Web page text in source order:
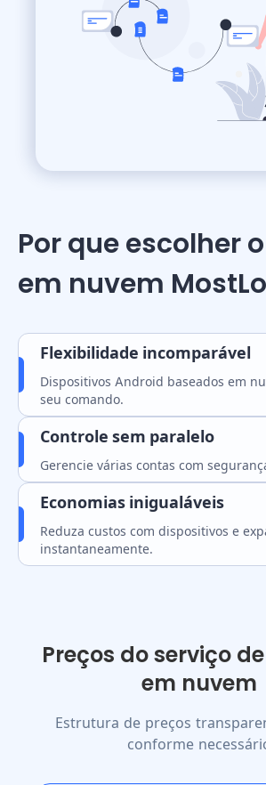
Por que escolher
em nuvem
Flexibilidade incomparável
Dispositivos Android baseados em
seu comando.
Controle sem paralelo
Gerencie várias contas com
Economias inigualáveis
Reduza custos com dispositivos e
instantaneamente.
Preços do serviço
em nuvem
Estrutura de preços
conforme